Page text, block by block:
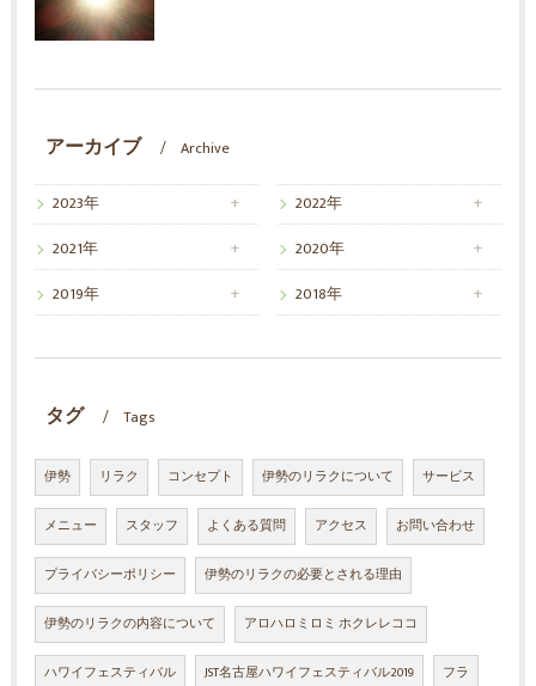
アーカイブ Archive
2023年
2022年
2021年
2020年
2019年
2018年
タグ Tags
伊勢 リラク コンセプト 伊勢のリラクについて サービス
メニュー スタッフ よくある質問 アクセス お問い合わせ
プライバシーポリシー 伊勢のリラクの必要とされる理由
伊勢のリラクの内容について アロハロミロミ ホクレレココ
ハワイフェスティバル JST名古屋ハワイフェスティバル2019 フラ